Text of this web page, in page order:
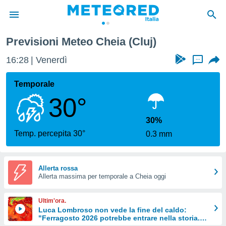
di
per
le
di
Web
le
Previsioni Meteo Cheia (Cluj)
16:28 Venerdì ...
Temporale
30°
Temp. percepita 30°
30%
0.3 mm
Allerta rossa
Allerta massima per temporale a Cheia oggi
Ultim'ora.
Luca Lombroso non vede la fine del caldo:
"Ferragosto 2026 potrebbe entrare nella storia.